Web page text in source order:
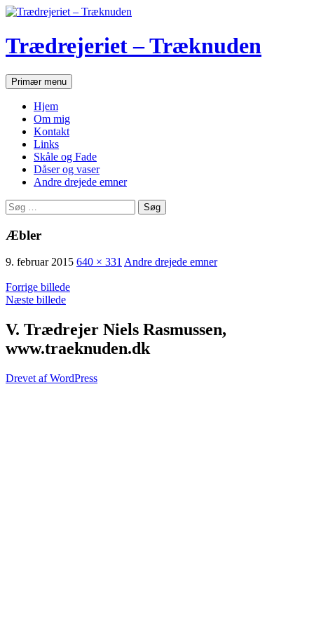
Hop
indhold
Trædrejeriet – Træknuden
SøgPrimær menu
Hjem
Om mig
Kontakt
Links
Skåle og Fade
Dåser og vaser
Andre drejede emner
Søg
efter:
Æbler
9. februar 2015 640 × 331 Andre drejede emner
Forrige billede
Næste billede
V. Trædrejer Niels Rasmussen,
www.traeknuden.dk
Drevet af WordPress